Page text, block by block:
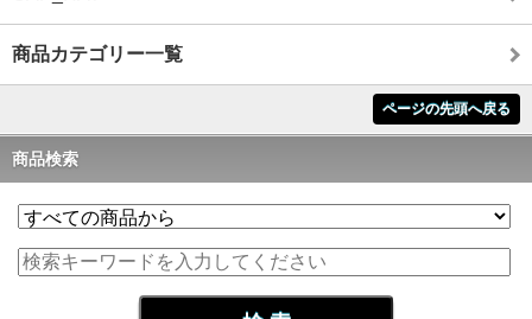
商品カテゴリー一覧
ページの先頭へ戻る
商品検索